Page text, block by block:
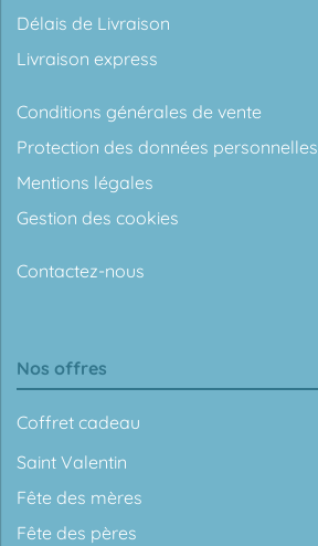
Délais de Livraison
Livraison express
Conditions générales de vente
Protection des données personnelles
Mentions légales
Gestion des cookies
Contactez-nous
Nos offres
Coffret cadeau
Saint Valentin
Fête des mères
Fête des pères